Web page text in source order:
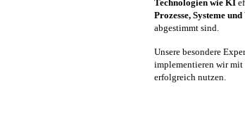
Technologien wie KI
Prozesse, Systeme
abgestimmt sind.
Unsere besondere
implementieren wir mit
erfolgreich nutzen.